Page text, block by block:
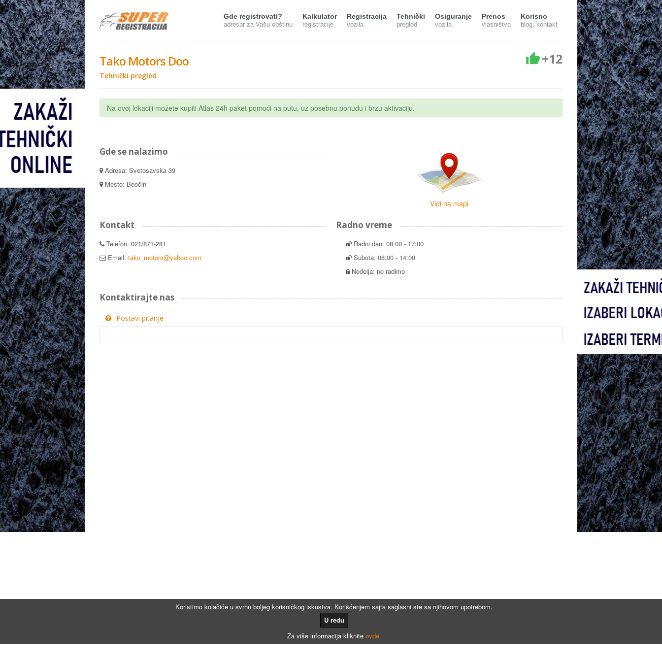
Koristimo kolačiće u svrhu boljeg korisničkog iskustva. Korišćenjem sajta saglasni ste sa njihovom upotrebom.
U redu
Za više informacija kliknite ovde.
Gde registrovati?
adresar za Vašu opštinu
Kalkulator
registracije
Registracija
vozila
Tehnički
pregled
Osiguranje
vozila
Prenos
vlasništva
Korisno
blog, kontakt
Tako Motors Doo
Tehnički pregled
+12
Na ovoj lokaciji možete kupiti Atlas 24h paket pomoći na putu, uz posebnu ponudu i brzu aktivaciju.
Gde se nalazimo
Adresa: Svetosavska 39
Mesto: Beočin
Vidi na mapi
Kontakt
Telefon: 021/871-281
Email: tako_motors@yahoo.com
Radno vreme
Radni dan: 08:00 - 17:00
Subota: 08:00 - 14:00
Nedelja: ne radimo
Kontaktirajte nas
Postavi pitanje
Kalkulatori Brzi linkovi